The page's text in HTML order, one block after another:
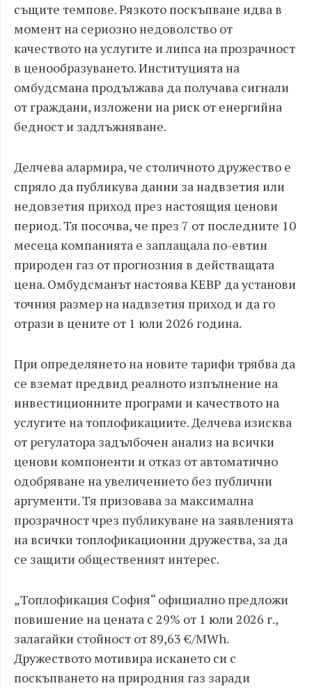
същите темпове. Рязкото поскъпване идва в
момент на сериозно недоволство от
качеството на услугите и липса на прозрачност
в ценообразуването. Институцията на
омбудсмана продължава да получава сигнали
от граждани, изложени на риск от енергийна
бедност и задлъжняване.
Делчева алармира, че столичното дружество е
спряло да публикува данни за надвзетия или
недовзетия приход през настоящия ценови
период. Тя посочва, че през 7 от последните 10
месеца компанията е заплащала по-евтин
природен газ от прогнозния в действащата
цена. Омбудсманът настоява КЕВР да установи
точния размер на надвзетия приход и да го
отрази в цените от 1 юли 2026 година.
При определянето на новите тарифи трябва да
се вземат предвид реалното изпълнение на
инвестиционните програми и качеството на
услугите на топлофикациите. Делчева изисква
от регулатора задълбочен анализ на всички
ценови компоненти и отказ от автоматично
одобряване на увеличението без публични
аргументи. Тя призовава за максимална
прозрачност чрез публикуване на заявленията
на всички топлофикационни дружества, за да
се защити общественият интерес.
„Топлофикация София“ официално предложи
повишение на цената с 29% от 1 юли 2026 г.,
залагайки стойност от 89,63 €/MWh.
Дружеството мотивира искането си с
поскъпването на природния газ заради